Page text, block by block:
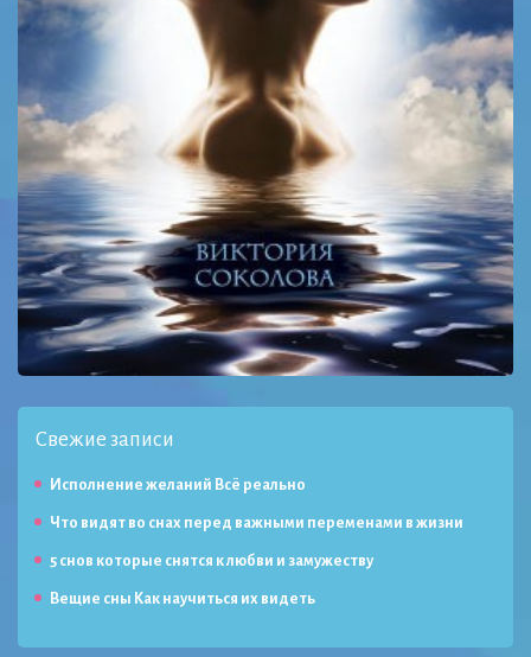
Свежие записи
Исполнение желаний Всё реально
Что видят во снах перед важными переменами в жизни
5 снов которые снятся к любви и замужеству
Вещие сны Как научиться их видеть